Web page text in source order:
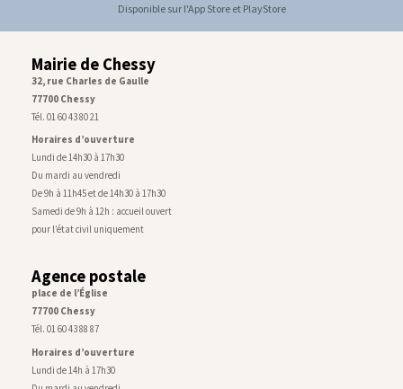
Disponible sur l'App Store et PlayStore
Mairie de Chessy
32, rue Charles de Gaulle
77700 Chessy
Tél. 01 60 43 80 21
Horaires d’ouverture
Lundi de 14h30 à 17h30
Du mardi au vendredi
De 9h à 11h45 et de 14h30 à 17h30
Samedi de 9h à 12h : accueil ouvert
pour l’état civil uniquement
Agence postale
place de l’Église
77700 Chessy
Tél. 01 60 43 88 87
Horaires d’ouverture
Lundi de 14h à 17h30